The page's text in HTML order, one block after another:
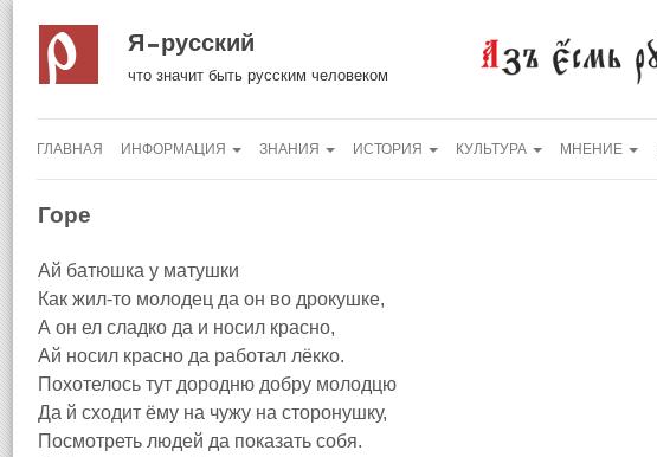
Я русский
что значит быть русским человеком
ГЛАВНАЯ ИНФОРМАЦИЯ ЗНАНИЯ ИСТОРИЯ КУЛЬТУРА МНЕНИЕ
Горе
Ай батюшка у матушки
Как жил-то молодец да он во дрокушке,
А он ел сладко да и носил красно,
Ай носил красно да работал лёкко.
Похотелось тут дородню добру молодцю
Да й сходит ёму на чужу на сторонушку,
Посмотреть людей да показать собя.